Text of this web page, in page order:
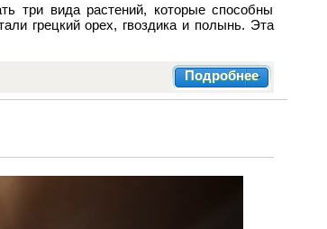
три вида растений, которые способны
грецкий орех, гвоздика и полынь. Эта
Подробнее